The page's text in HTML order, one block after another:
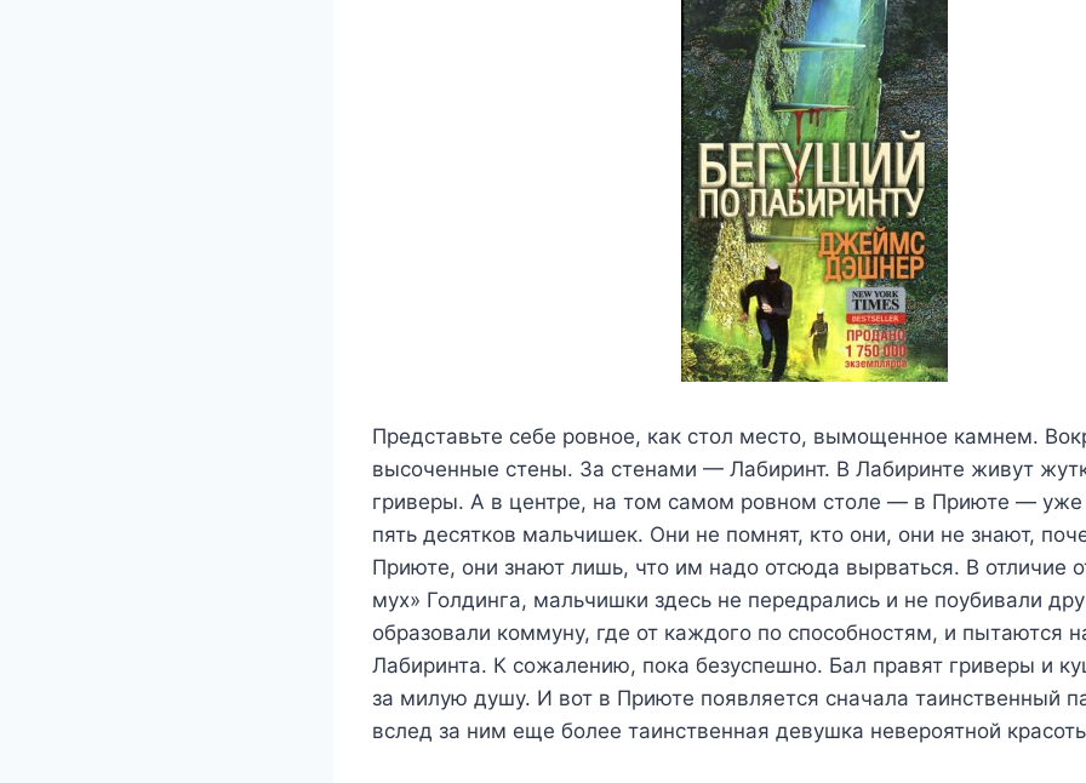
Представьте себе ровное, как стол место, вымощенное камнем.
высоченные стены. За стенами — Лабиринт. В Лабиринте живут
гриверы. А в центре, на том самом ровном столе — в Приюте — уже
пять десятков мальчишек. Они не помнят, кто они, они не знают,
Приюте, они знают лишь, что им надо отсюда вырваться. В отличие
мух» Голдинга, мальчишки здесь не передрались и не поубивали
образовали коммуну, где от каждого по способностям, и пытаются
Лабиринта. К сожалению, пока безуспешно. Бал правят гриверы и
за милую душу. И вот в Приюте появляется сначала таинственный
вслед за ним еще более таинственная девушка невероятной